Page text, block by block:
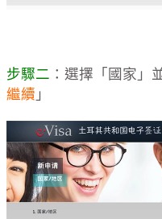
步驟二 ：選擇「國家」
繼續 」